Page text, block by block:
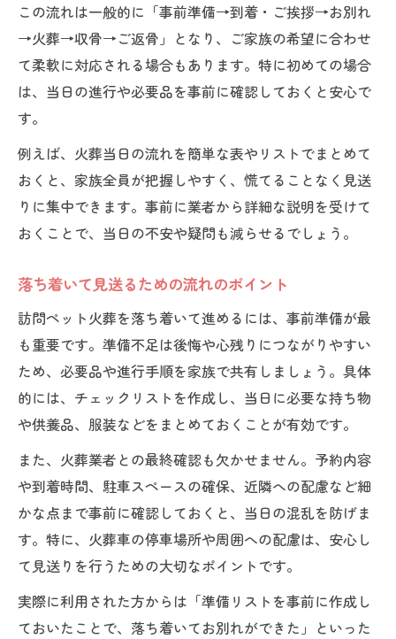
この流れは一般的に「事前準備→到着・ご挨拶→お別れ
→火葬→収骨→ご返骨」となり、ご家族の希望に合わせ
て柔軟に対応される場合もあります。特に初めての場合
は、当日の進行や必要品を事前に確認しておくと安心で
す。
例えば、火葬当日の流れを簡単な表やリストでまとめて
おくと、家族全員が把握しやすく、慌てることなく見送
りに集中できます。事前に業者から詳細な説明を受けて
おくことで、当日の不安や疑問も減らせるでしょう。
落ち着いて見送るための流れのポイント
訪問ペット火葬を落ち着いて進めるには、事前準備が最
も重要です。準備不足は後悔や心残りにつながりやすい
ため、必要品や進行手順を家族で共有しましょう。具体
的には、チェックリストを作成し、当日に必要な持ち物
や供養品、服装などをまとめておくことが有効です。
また、火葬業者との最終確認も欠かせません。予約内容
や到着時間、駐車スペースの確保、近隣への配慮など細
かな点まで事前に確認しておくと、当日の混乱を防げま
す。特に、火葬車の停車場所や周囲への配慮は、安心し
て見送りを行うための大切なポイントです。
実際に利用された方からは「準備リストを事前に作成し
ておいたことで、落ち着いてお別れができた」といった